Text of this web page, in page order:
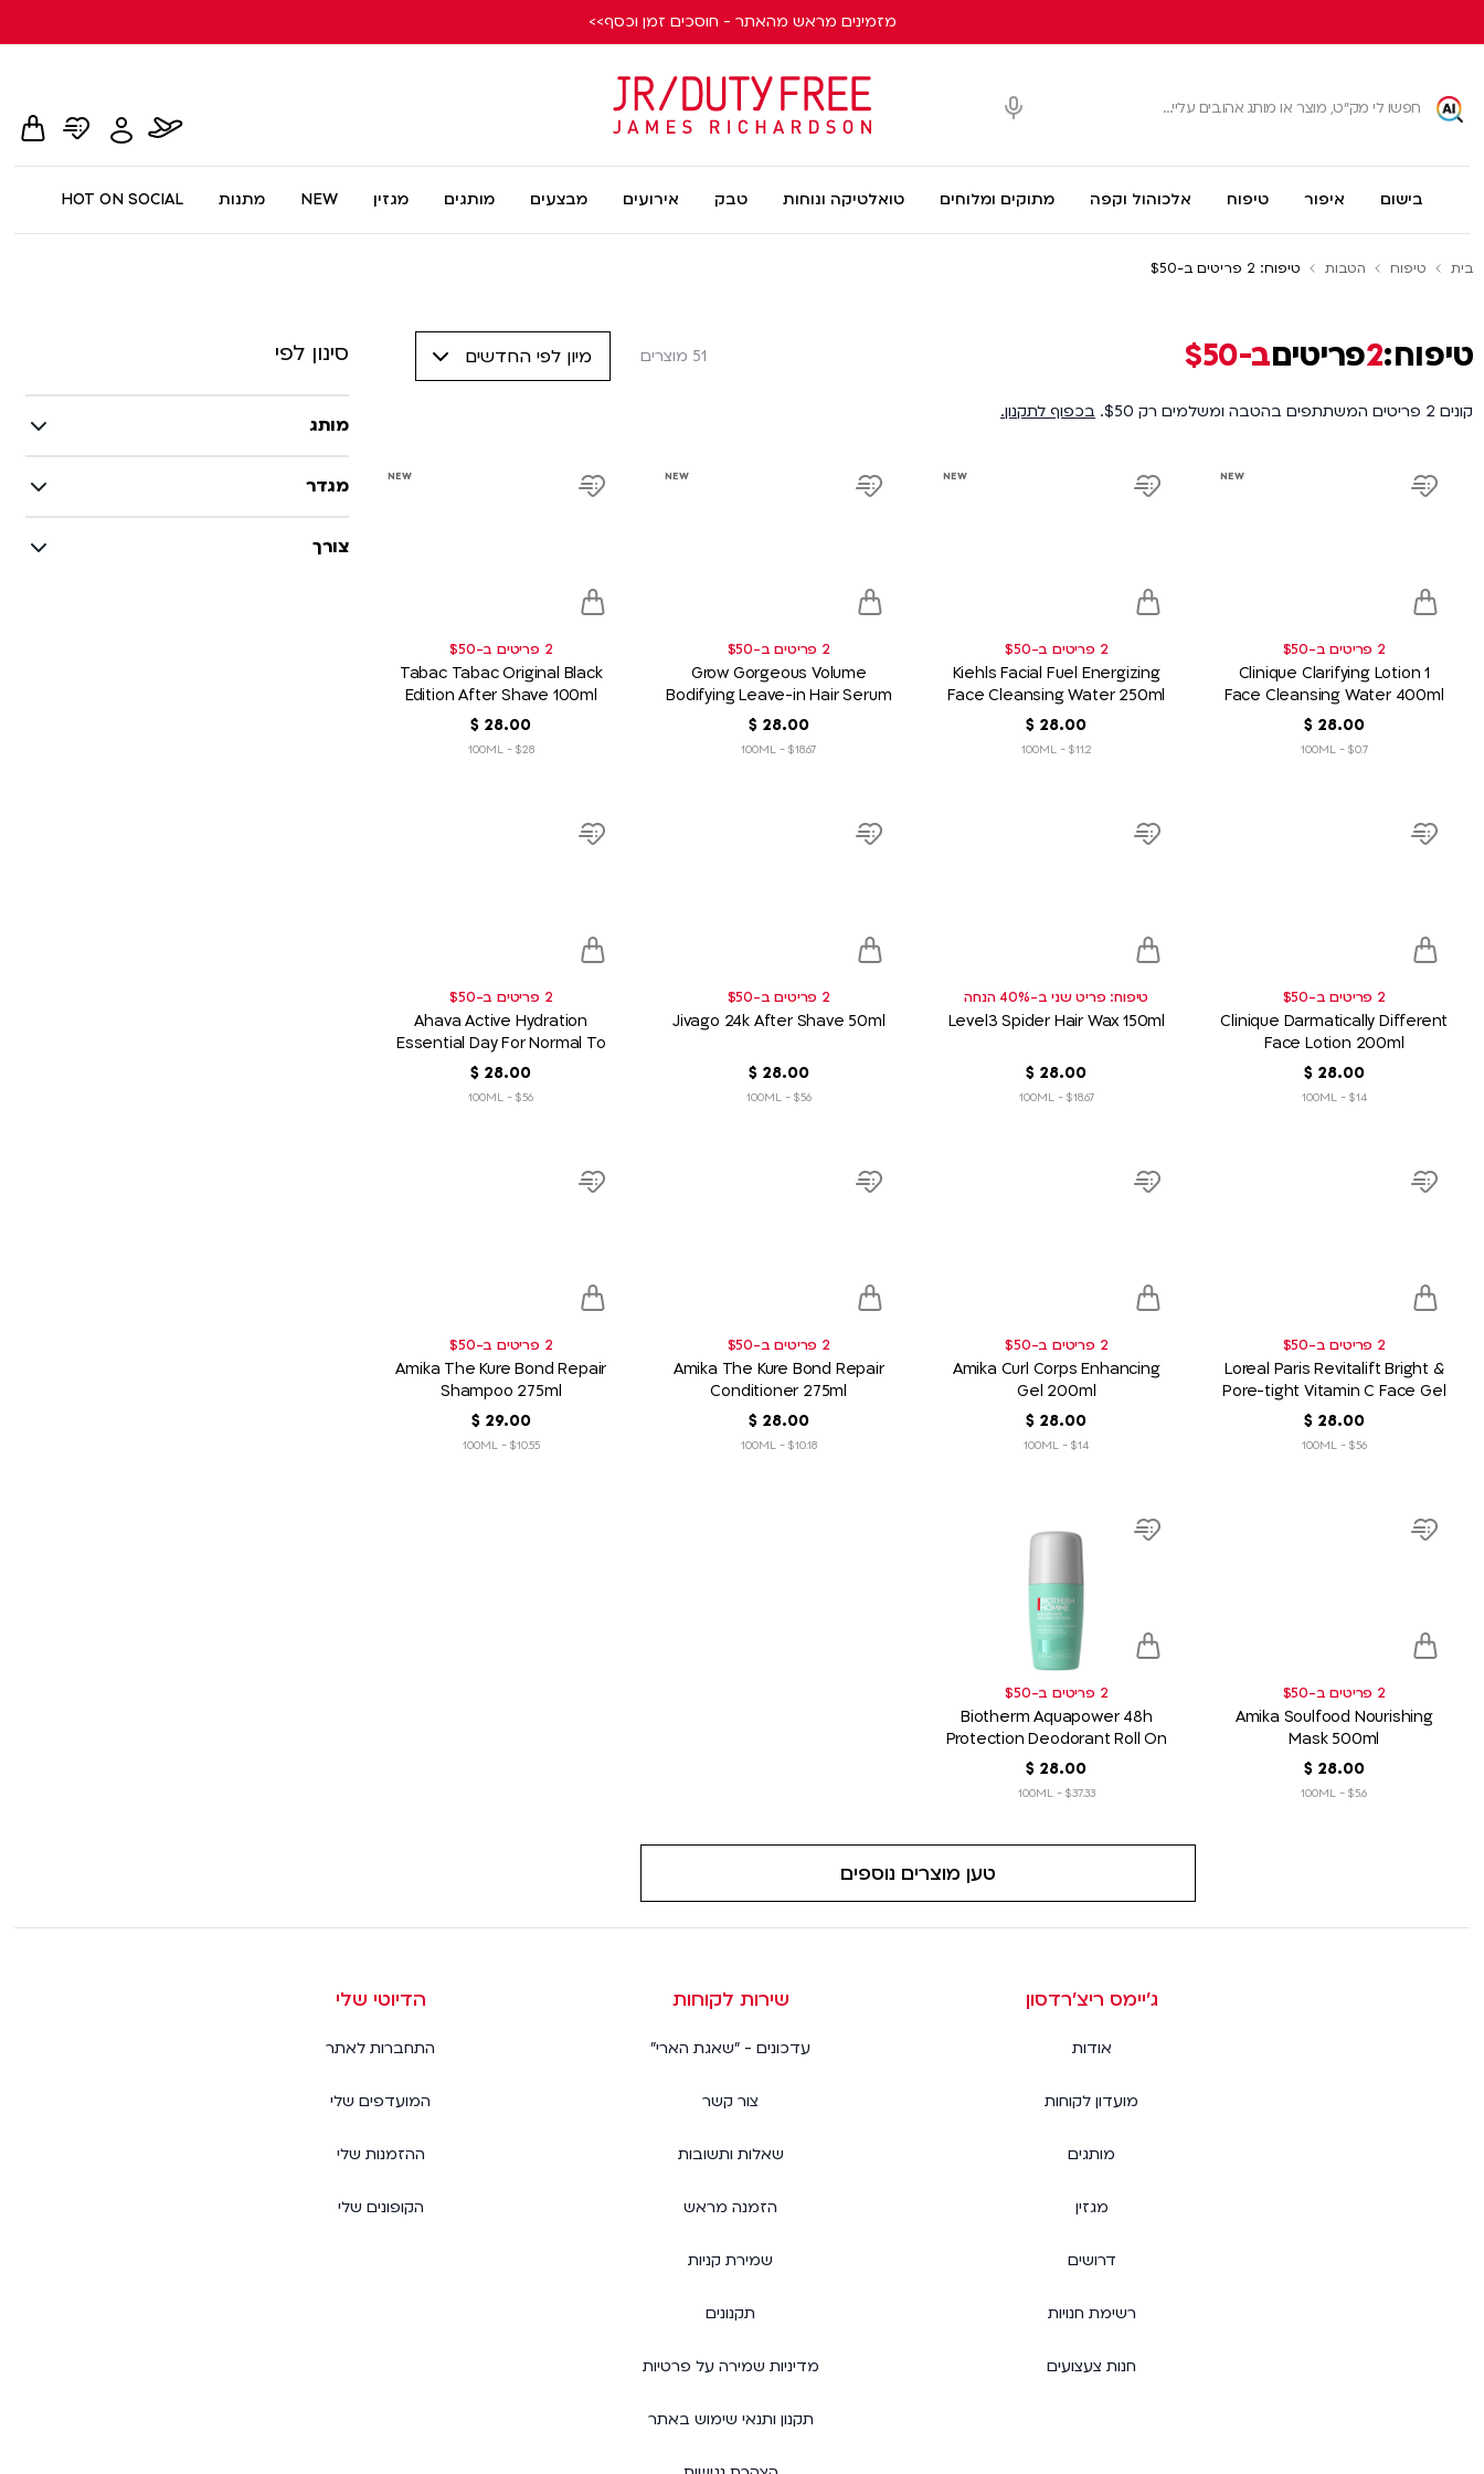
מזמינים מראש מהאתר - חוסכים זמן וכסף>>
James
Richardson
flight
dialog
Toggle
My
whishlist
page
card
בישום איפור טיפוח אלכוהול וקפה מתוקים ומלוחים טואלטיקה ונוחות טבק אירועים מבצעים מותגים מגזין NEW מתנות HOT ON SOCIAL
בית טיפוח הטבות טיפוח: 2 פריטים ב-$50
טיפוח:2פריטיםב-$50 51 מוצרים מיון לפי החדשים
קונים 2 פריטים המשתתפים בהטבה ומשלמים רק $50. בכפוף לתקנון.
NEW
product
link
Add
2 פריטים ב-$50
Clinique Clarifying Lotion 1
Face Cleansing Water 400ml
28.00
$
$0.7 - 100ML
NEW
product
link
Add
2 פריטים ב-$50
Kiehls Facial Fuel Energizing
Face Cleansing Water 250ml
28.00
$
$11.2 - 100ML
NEW
product
link
Add
2 פריטים ב-$50
Grow Gorgeous Volume
Bodifying Leave-in Hair Serum
150ml
28.00
$
$18.67 - 100ML
NEW
product
link
Add
2 פריטים ב-$50
Tabac Tabac Original Black
Edition After Shave 100ml
28.00
$
$28 - 100ML
product
link
Add
2 פריטים ב-$50
Clinique Darmatically Different
Face Lotion 200ml
28.00
$
$14 - 100ML
product
link
Add
טיפוח: פריט שני ב-40% הנחה
Level3 Spider Hair Wax 150ml
28.00
$
$18.67 - 100ML
product
link
Add
2 פריטים ב-$50
Jivago 24k After Shave 50ml
28.00
$
$56 - 100ML
product
link
Add
2 פריטים ב-$50
Ahava Active Hydration
Essential Day For Normal To
Dry Skin Moisturizer 50ml
28.00
$
$56 - 100ML
product
link
Add
2 פריטים ב-$50
Loreal Paris Revitalift Bright &
Pore-tight Vitamin C Face Gel
Cream 50ml
28.00
$
$56 - 100ML
product
link
Add
2 פריטים ב-$50
Amika Curl Corps Enhancing
Gel 200ml
28.00
$
$14 - 100ML
product
link
Add
2 פריטים ב-$50
Amika The Kure Bond Repair
Conditioner 275ml
28.00
$
$10.18 - 100ML
product
link
Add
2 פריטים ב-$50
Amika The Kure Bond Repair
Shampoo 275ml
29.00
$
$10.55 - 100ML
product
link
Add
2 פריטים ב-$50
Amika Soulfood Nourishing
Mask 500ml
28.00
$
$5.6 - 100ML
product
link
Add
2 פריטים ב-$50
Biotherm Aquapower 48h
Protection Deodorant Roll On
75ml
28.00
$
$37.33 - 100ML
טען מוצרים נוספים
סינון לפי
מותג
מגדר
צורך
ג׳יימס ריצ׳רדסון
אודות
מועדון לקוחות
מותגים
מגזין
דרושים
רשימת חנויות
חנות צעצועים
שירות לקוחות
עדכונים - "שאגת הארי"
צור קשר
שאלות ותשובות
הזמנה מראש
שמירת קניות
תקנונים
מדיניות שמירה על פרטיות
תקנון ותנאי שימוש באתר
הדיוטי שלי
התחברות לאתר
המועדפים שלי
ההזמנות שלי
הקופונים שלי